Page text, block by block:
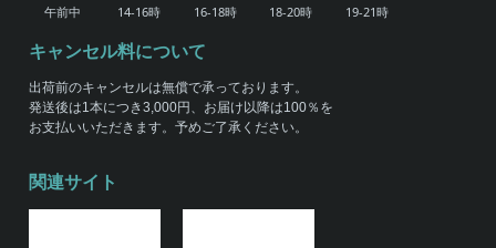
キャンセル料について
出荷前のキャンセルは無償で承っております。
発送後は1本につき3,000円、お届け以降は100％を
お支払いいただきます。予めご了承ください。
関連サイト